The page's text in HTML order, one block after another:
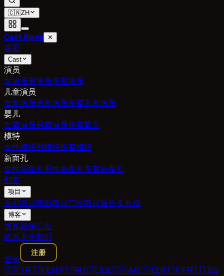
🇨🇳ZH
Cast Ajans ✕
首页
Cast
演员
女演员男演员所有演员
儿童演员
女童演员男童演员所有儿童演员
婴儿
女婴演员男婴演员所有婴儿
模特
女性模特男模特所有模特
新面孔
女性新面孔男性新面孔所有新面孔
列表
项目
系列项目电影项目广告项目展会 & 礼仪
博客
博客新闻公告
联系关于我们
登录
注册
🇹🇷TR🇬🇧EN🇷🇺RU🇩🇪DE🇸🇦AR🇨🇳ZH🇫🇷FR🇪🇸ES